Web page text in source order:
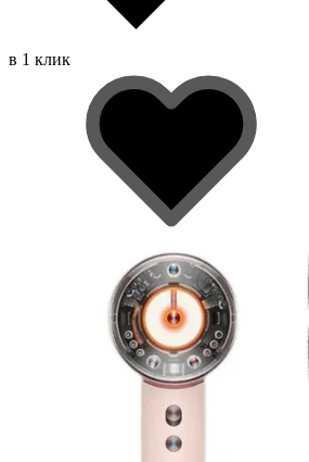
в 1 клик